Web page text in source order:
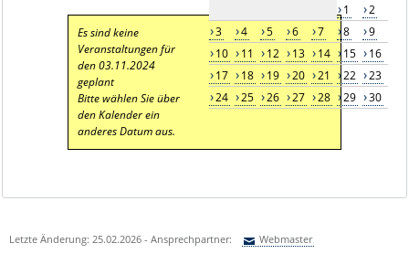
AKTUELLES
1
2
3
4 5 6 7 8
9
10
11 12 13 14 15
16
17
18 19 20 21 22
23
24
25 26 27 28 29 30
Es sind keine
Veranstaltungen für
den 03.11.2024
geplant
Bitte wählen Sie über
den Kalender ein
anderes Datum aus.
Letzte Änderung: 25.02.2026 - Ansprechpartner: Webmaster